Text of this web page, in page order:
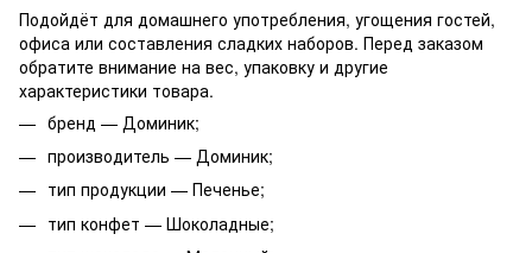
Подойдёт для домашнего употребления, угощения гостей,
офиса или составления сладких наборов. Перед заказом
обратите внимание на вес, упаковку и другие
характеристики товара.
бренд — Доминик;
производитель — Доминик;
тип продукции — Печенье;
тип конфет — Шоколадные;